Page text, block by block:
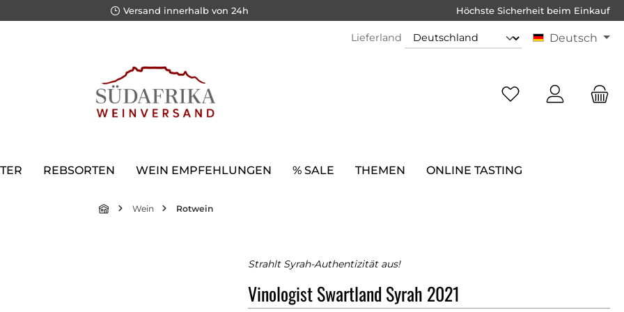
Versand innerhalb von 24h Höchste Sicherheit beim Einkauf
Lieferland Deutsch
REBSORTEN WEIN EMPFEHLUNGEN % SALE THEMEN ONLINE TASTING
Wein Rotwein
Strahlt Syrah-Authentizität aus!
Vinologist Swartland Syrah 2021